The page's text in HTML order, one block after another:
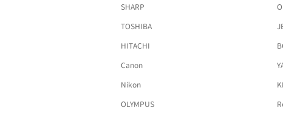
SHARP
TOSHIBA
HITACHI
Canon
Nikon
OLYMPUS